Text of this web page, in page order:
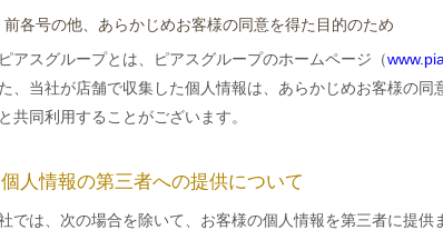
前各号の他、あらかじめお客様の同意を得た目的のため
アスグループとは、ピアスグループのホームページ（
、当社が店舗で収集した個人情報は、あらかじめお客様の
共同利用することがございます。
人情報の第三者への提供について
では、次の場合を除いて、お客様の個人情報を第三者に提供